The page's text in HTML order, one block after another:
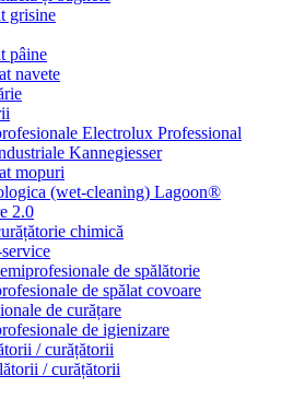
grisine
pâine
navete
Electrolux Professional
Kannegiesser
mopuri
(wet-cleaning) Lagoon®
2.0
chimică
de spălătorie
de spălat covoare
de curățare
de igienizare
/ curățătorii
/ curățătorii